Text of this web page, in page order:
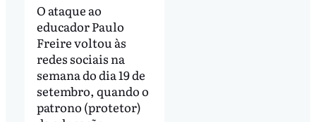
O ataque ao
educador Paulo
Freire voltou às
redes sociais na
semana do dia 19 de
setembro, quando o
patrono (protetor)